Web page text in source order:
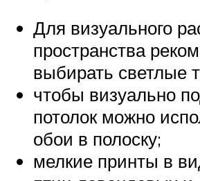
Для визуального
пространства
выбирать светлые
чтобы визуально
потолок можно
обои в полоску;
мелкие принты в